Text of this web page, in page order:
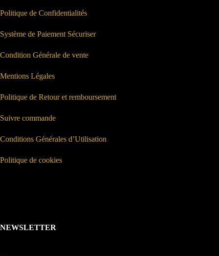
Politique de Confidentialités
Système de Paiement Sécuriser
Condition Générale de vente
Mentions Légales
Politique de Retour et remboursement
Suivre commande
Conditions Générales d’Utilisation
Politique de cookies
NEWSLETTER